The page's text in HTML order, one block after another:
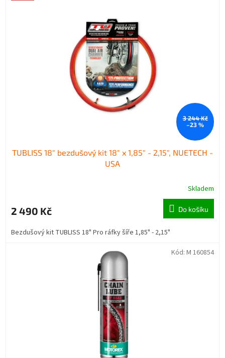
3 244 Kč
–23 %
TUBLISS 18" bezdušový kit 18" x 1,85" - 2,15", NUETECH -
USA
Skladem
2 490 Kč Do košíku
Bezdušový kit TUBLISS 18" Pro ráfky šíře 1,85" - 2,15"
Kód: M 160854